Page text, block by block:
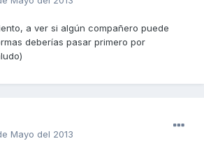
a ver si algún compañero puede
deberías pasar primero por
Mayo del 2013